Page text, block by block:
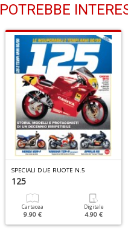
POTREBBE
SPECIALI DUE RUOTE N.5
125
Cartacea
9.90 €
Digitale
4.90 €